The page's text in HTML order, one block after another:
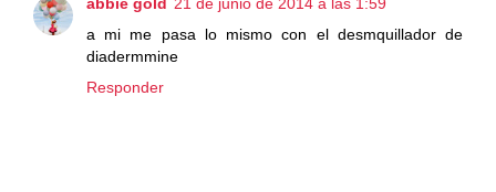
a mi me pasa lo mismo con el desmquillador de
diadermmine
Responder